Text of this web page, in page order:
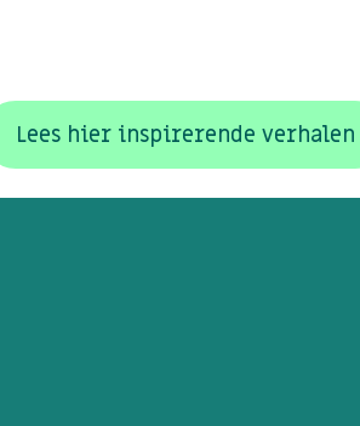
Lees hier inspirerende verhalen